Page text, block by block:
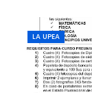
LA UPEA